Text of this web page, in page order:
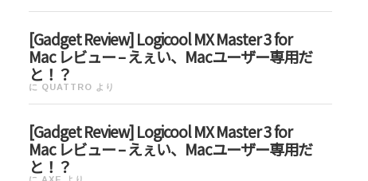
[Gadget Review] Logicool MX Master 3 for
Mac レビュー – えぇい、Macユーザー専用だ
と！？
に QUATTRO より
[Gadget Review] Logicool MX Master 3 for
Mac レビュー – えぇい、Macユーザー専用だ
と！？